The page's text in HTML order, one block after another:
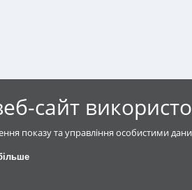
сайт
показу та управління особистими